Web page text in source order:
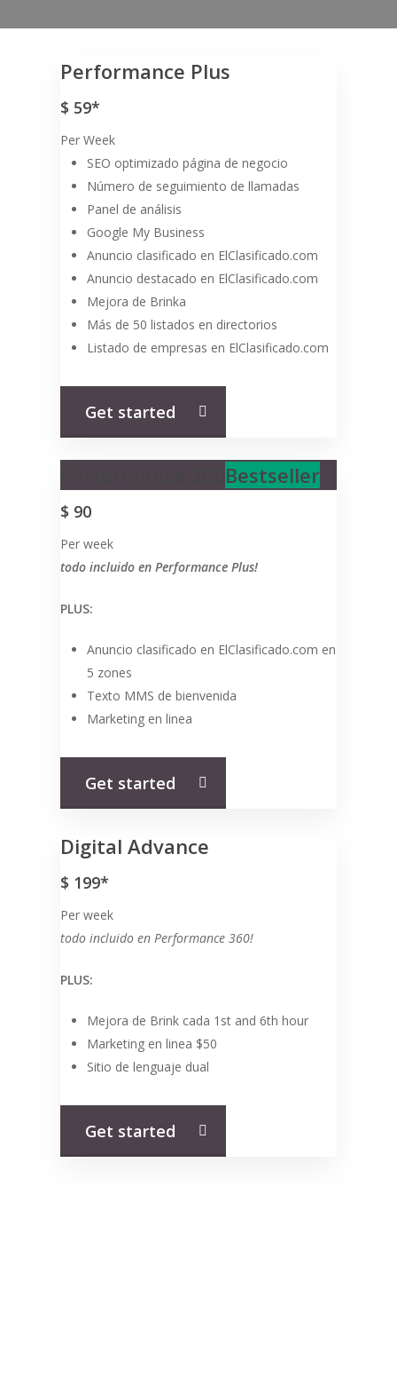
Marketing
conveniente y
económico para su
negocio
Performance Plus
$ 59*
Per Week
SEO optimizado página de negocio
Número de seguimiento de llamadas
Panel de análisis
Google My Business
Anuncio clasificado en ElClasificado.com
Anuncio destacado en ElClasificado.com
Mejora de Brinka
Más de 50 listados en directorios
Listado de empresas en ElClasificado.com
Get started
Bestseller
$ 90
Per week
todo incluido en Performance Plus!
PLUS:
Anuncio clasificado en ElClasificado.com en
5 zones
Texto MMS de bienvenida
Marketing en linea
Get started
Digital Advance
$ 199*
Per week
todo incluido en Performance 360!
PLUS:
Mejora de Brink cada 1st and 6th hour
Marketing en linea $50
Sitio de lenguaje dual
Get started